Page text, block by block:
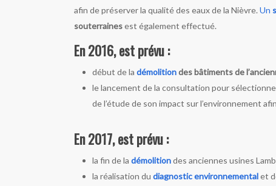
afin de préserver la qualité des eaux de la Nièvre.Un
souterrainesest également effectué.
En 2016, est prévu :
début de ladémolitiondes bâtiments de
le lancement de la consultation pour
de l’étude de son impact sur l’environnement
En 2017, est prévu :
la fin de la démolitiondes anciennes usines
la réalisation dudiagnostic environnementalet